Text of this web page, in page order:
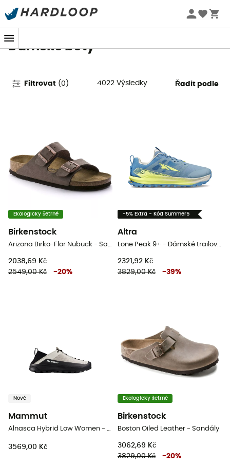
Letní akce 🔥 -5 % EXTRA při nákupu 2 produktů* s kódem
Dámské boty
Filtrovat (0 ) 4022 Výsledky Řadit podle
Ekologicky šetrné
Birkenstock
Arizona Birko-Flor Nubuck - Sandály
2038,69 Kč
2549,00 Kč
-20%
-5% Extra - Kód Summer5
Altra
Lone Peak 9+ - Dámské trailové běžecké boty
2321,92 Kč
3829,00 Kč
-39%
Nové
Mammut
Alnasca Hybrid Low Women - Dámské approach boty
3569,00 Kč
Ekologicky šetrné
Birkenstock
Boston Oiled Leather - Sandály
3062,69 Kč
3829,00 Kč
-20%